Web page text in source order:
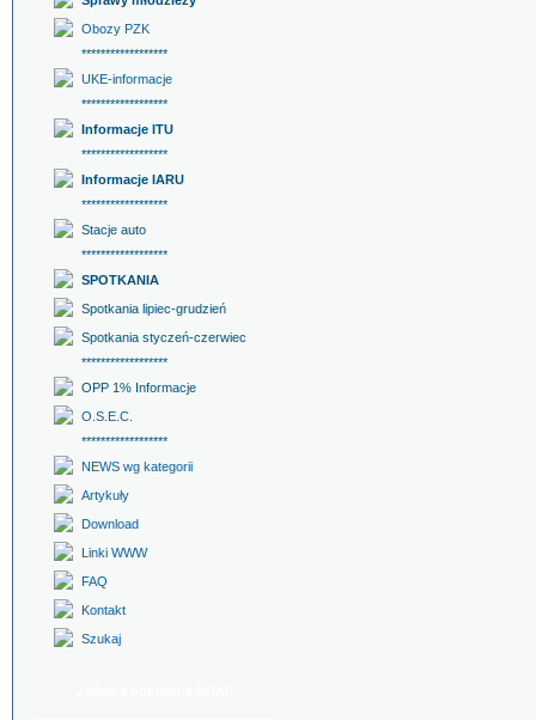
Obozy PZK
******************
UKE-informacje
******************
Informacje ITU
******************
Informacje IARU
******************
Stacje auto
******************
SPOTKANIA
Spotkania lipiec-grudzień
Spotkania styczeń-czerwiec
******************
OPP 1% Informacje
O.S.E.C.
******************
NEWS wg kategorii
Artykuły
Download
Linki WWW
FAQ
Kontakt
Szukaj